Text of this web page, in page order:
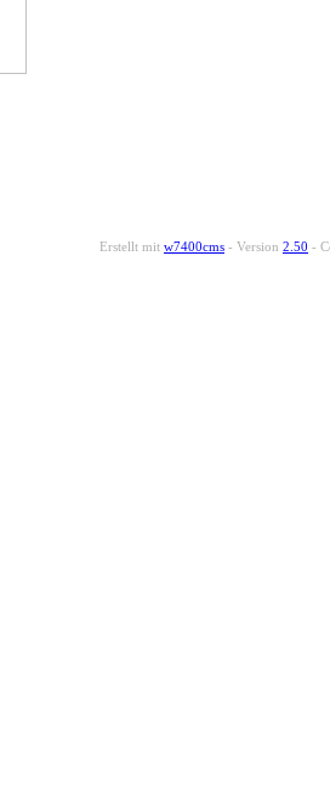
Erstellt mit w7400cms - Version 2.50 -